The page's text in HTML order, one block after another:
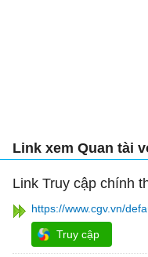
Link xem Quan tài
Link Truy cập chính
https://www.cgv.vn/
Truy cập